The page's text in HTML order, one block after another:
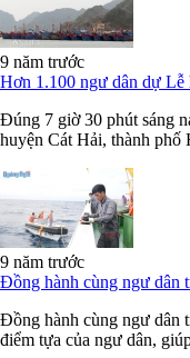
9 năm trước
Hơn 1.100 ngư dân dự Lễ
Đúng 7 giờ 30 phút sáng
huyện Cát Hải, thành phố
9 năm trước
Đồng hành cùng ngư dân
Đồng hành cùng ngư dân
điểm tựa của ngư dân,